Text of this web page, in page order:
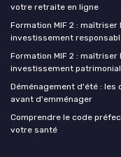
votre retraite en ligne
Formation MIF 2 : maîtriser
investissement
Formation MIF 2 :
investissement
Déménagement d'été :
avant d'emménager
Comprendre le code
votre santé